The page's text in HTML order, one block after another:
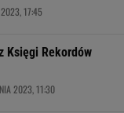
2023, 17:45
Księgi Rekordów
2023, 11:30